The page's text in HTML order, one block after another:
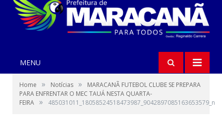
MENU
Home » Notícias »
MARACANÃ FUTEBOL CLUBE SE PREPARA
PARA ENFRENTAR O MEC TAUÁ NESTA QUARTA-
FEIRA » 485031011_18058524518473987_9042897085163653579_n